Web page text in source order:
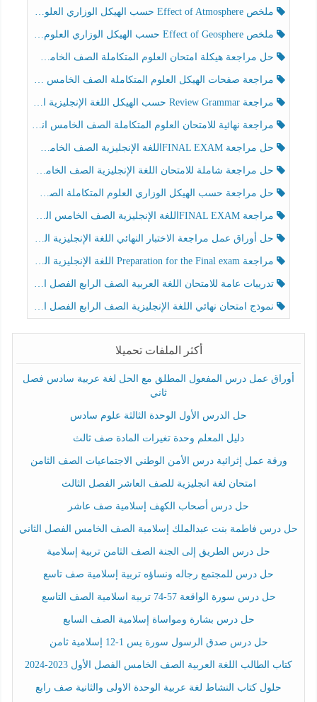
ملخص Effect of Atmosphere حسب الهيكل الوزاري العلوم المتكاملة الصف الخامس انسبير الفصل الثالث
ملخص Effect of Geosphere حسب الهيكل الوزاري العلوم المتكاملة الصف الخامس انسبير الفصل الثالث
حل مراجعة هيكلة امتحان العلوم المتكاملة الصف الخامس عام الفصل الثالث
مراجعة صفحات الهيكل العلوم المتكاملة الصف الخامس انسبير الفصل الثالث
مراجعة Review Grammar حسب الهيكل اللغة الإنجليزية الصف الخامس الفصل الثالث
مراجعة نهائية للامتحان العلوم المتكاملة الصف الخامس انسبير الفصل الثالث
حل مراجعة FINAL EXAMاللغة الإنجليزية الصف الخامس الفصل الثالث
حل مراجعة شاملة للامتحان اللغة الإنجليزية الصف الخامس الفصل الثالث
حل مراجعة حسب الهيكل الوزاري العلوم المتكاملة الصف الخامس عام الفصل الثالث
مراجعة FINAL EXAMاللغة الإنجليزية الصف الخامس الفصل الثالث
حل أوراق عمل مراجعة الاختبار النهائي اللغة الإنجليزية الصف الرابع الفصل الثالث
مراجعة Preparation for the Final exam اللغة الإنجليزية الصف الرابع الفصل الثالث
تدريبات عامة للامتحان اللغة العربية الصف الرابع الفصل الثالث
نموذج امتحان نهائي اللغة الإنجليزية الصف الرابع الفصل الثالث
أكثر الملفات تحميلا
أوراق عمل درس المفعول المطلق مع الحل لغة عربية سادس فصل
ثاني
حل الدرس الأول الوحدة الثالثة علوم سادس
دليل المعلم وحدة تغيرات المادة صف ثالث
ورقة عمل إثرائية درس الأمن الوطني الاجتماعيات الصف الثامن
امتحان لغة انجليزية للصف العاشر الفصل الثالث
حل درس أصحاب الكهف إسلامية صف عاشر
حل درس فاطمة بنت عبدالملك إسلامية الصف الخامس الفصل الثاني
حل درس الطريق إلى الجنة الصف الثامن تربية إسلامية
حل درس للمجتمع رجاله ونساؤه تربية إسلامية صف تاسع
حل درس سورة الواقعة 57-74 تربية اسلامية الصف التاسع
حل درس بشارة ومواساة إسلامية الصف السابع
حل درس صدق الرسول سورة يس 1-12 إسلامية ثامن
كتاب الطالب اللغة العربية الصف الخامس الفصل الأول 2023-2024
حلول كتاب النشاط لغة عربية الوحدة الاولى والثانية صف رابع